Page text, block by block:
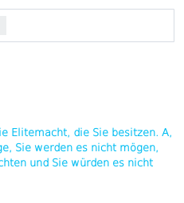
Elitemacht, die Sie besitzen. A,
Sie werden es nicht mögen,
und Sie würden es nicht